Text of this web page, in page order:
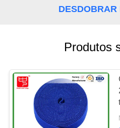
ORÇAMENTO
SITE
POLÍTICA
DESDOBRAR
Produtos